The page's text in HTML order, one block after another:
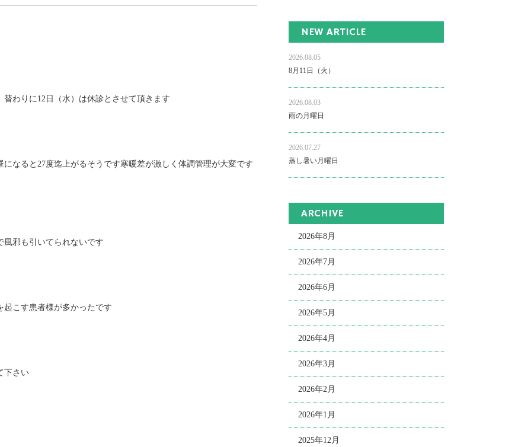
わりに12日（水）は休診とさせて頂きます
なると27度迄上がるそうです寒暖差が激しく体調管理が大変です
風邪も引いてられないです
こす患者様が多かったです
下さい
NEW ARTICLE
2026.08.05
8月11日（火）
2026.08.03
雨の月曜日
2026.07.27
蒸し暑い月曜日
ARCHIVE
2026年8月
2026年7月
2026年6月
2026年5月
2026年4月
2026年3月
2026年2月
2026年1月
2025年12月